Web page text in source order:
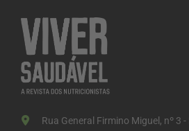
Rua General Firmino Miguel, nº 3